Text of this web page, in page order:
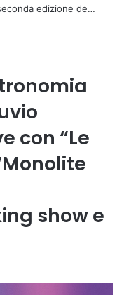
edizione de…
con “Le
show e